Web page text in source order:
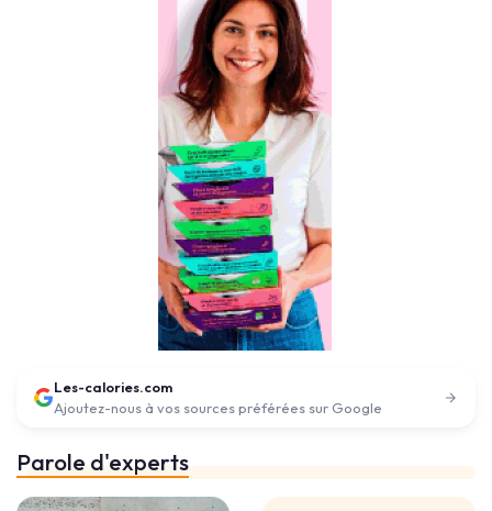
Les-calories.com
Ajoutez-nous à vos sources préférées sur Google
Parole d'experts